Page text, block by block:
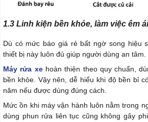
1.3 Linh kiện bền khỏe, làm việc êm ái
Dù có mức báo giá rẻ bất ngờ song hiệu
thiết bị này luôn đủ giúp người dùng an tâm.
Máy rửa xehoàn thiện theo quy chuẩn,
bền khỏe. Vậy nên, dễ hiểu khi độ bền bỉ
năm nếu được dùng đúng cách.
Mức ồn khi máy vận hành luôn nằm trong
dùng phun rửa liên tục cũng không gây